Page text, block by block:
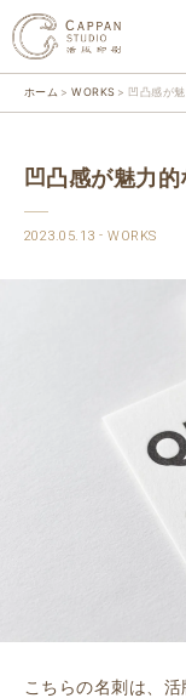
ホーム WORKS 凹凸感が
凹凸感が魅力
2023.05.13 WORKS
こちらの名刺は、